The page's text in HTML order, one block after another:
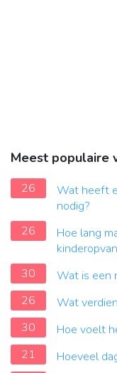
Meest populaire
26
Wat heeft
nodig?
26
Hoe lang
30
Wat is een
26
Wat
30
Hoe voelt
21
Hoeveel